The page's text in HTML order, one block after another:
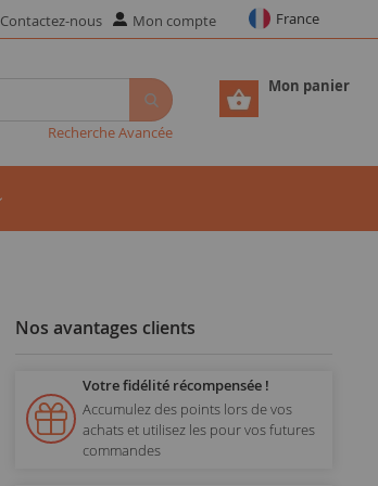
Contactez-nous Mon compte France
Mon panier
Recherche Avancée
Nos avantages clients
Votre fidélité récompensée !
Accumulez des points lors de vos
achats et utilisez les pour vos futures
commandes